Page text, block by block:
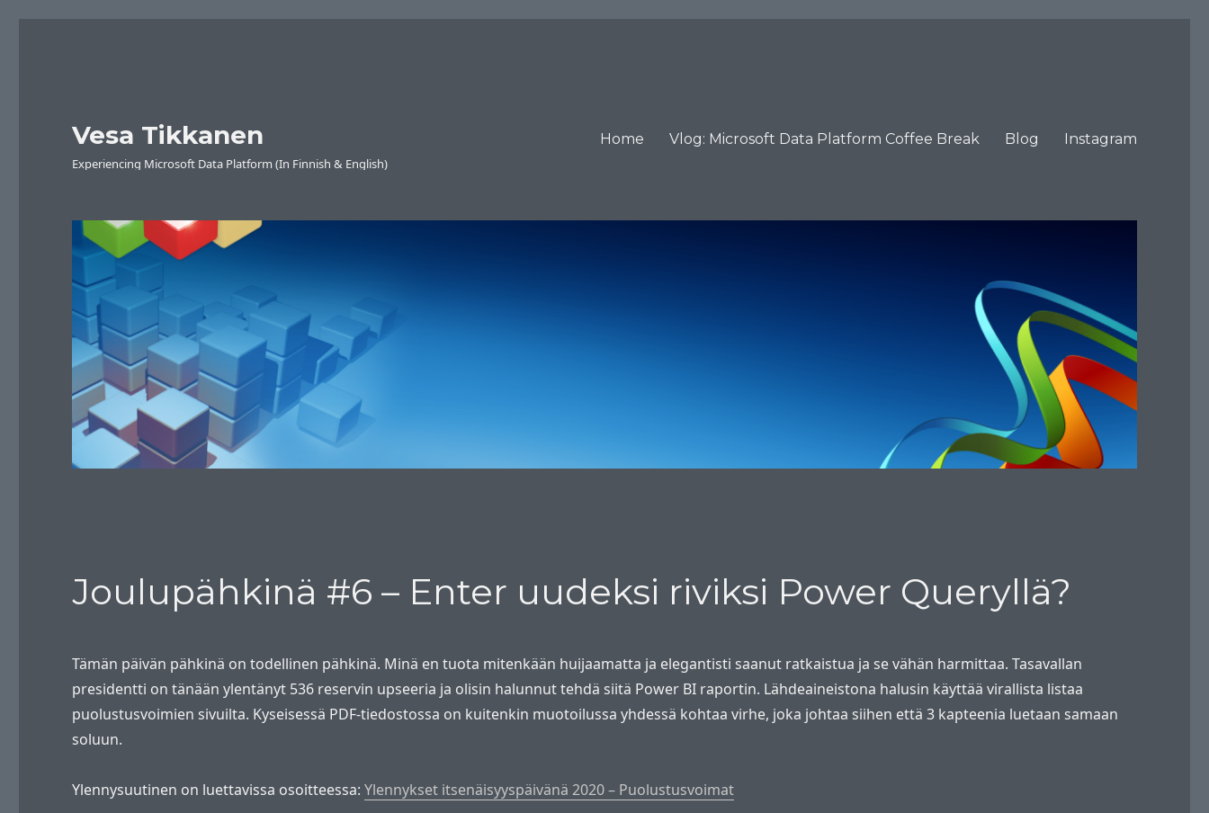
Vesa Tikkanen
Experiencing Microsoft Data Platform (In Finnish & English)
Home Vlog: Microsoft Data Platform Coffee Break Blog Instagram
Joulupähkinä #6 – Enter uudeksi riviksi Power Queryllä?
Tämän päivän pähkinä on todellinen pähkinä. Minä en tuota mitenkään huijaamatta ja elegantisti saanut ratkaistua ja se vähän harmittaa. Tasavallan
presidentti on tänään ylentänyt 536 reservin upseeria ja olisin halunnut tehdä siitä Power BI raportin. Lähdeaineistona halusin käyttää virallista listaa
puolustusvoimien sivuilta. Kyseisessä PDF-tiedostossa on kuitenkin muotoilussa yhdessä kohtaa virhe, joka johtaa siihen että 3 kapteenia luetaan samaan
soluun.
Ylennysuutinen on luettavissa osoitteessa:Ylennykset itsenäisyyspäivänä 2020 – Puolustusvoimat